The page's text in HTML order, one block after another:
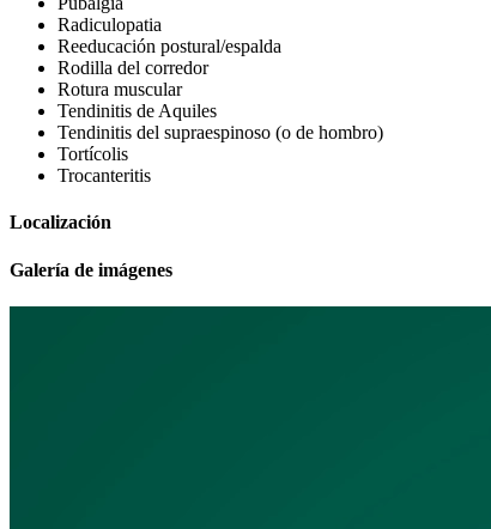
Radiculopatia
Reeducación postural/espalda
Rodilla del corredor
Rotura muscular
Tendinitis de Aquiles
Tendinitis del supraespinoso (o de hombro)
Tortícolis
Trocanteritis
Localización
Galería de imágenes